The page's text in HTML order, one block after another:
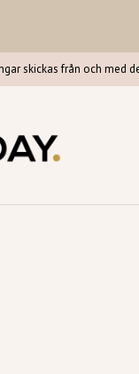
skickas från och med